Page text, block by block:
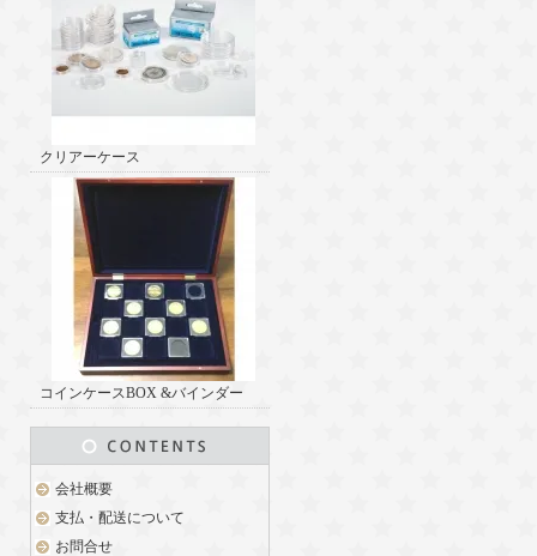
クリアーケース
コインケースBOX &バインダー
会社概要
支払・配送について
お問合せ